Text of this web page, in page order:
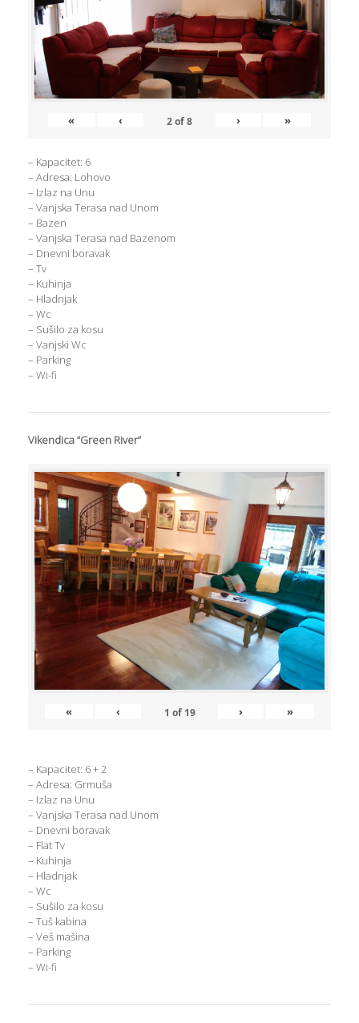
« ‹ 2of8 › »
– Kapacitet: 6
– Adresa: Lohovo
– Izlaz na Unu
– Vanjska Terasa nad Unom
– Bazen
– Vanjska Terasa nad Bazenom
– Dnevni boravak
– Tv
– Kuhinja
– Hladnjak
– Wc
– Sušilo za kosu
– Vanjski Wc
– Parking
– Wi-fi
Vikendica “Green River”
« ‹ 1 of 19 › »
– Kapacitet: 6 + 2
– Adresa: Grmuša
– Izlaz na Unu
– Vanjska Terasa nad Unom
– Dnevni boravak
– Flat Tv
– Kuhinja
– Hladnjak
– Wc
– Sušilo za kosu
– Tuš kabina
– Veš mašina
– Parking
– Wi-fi